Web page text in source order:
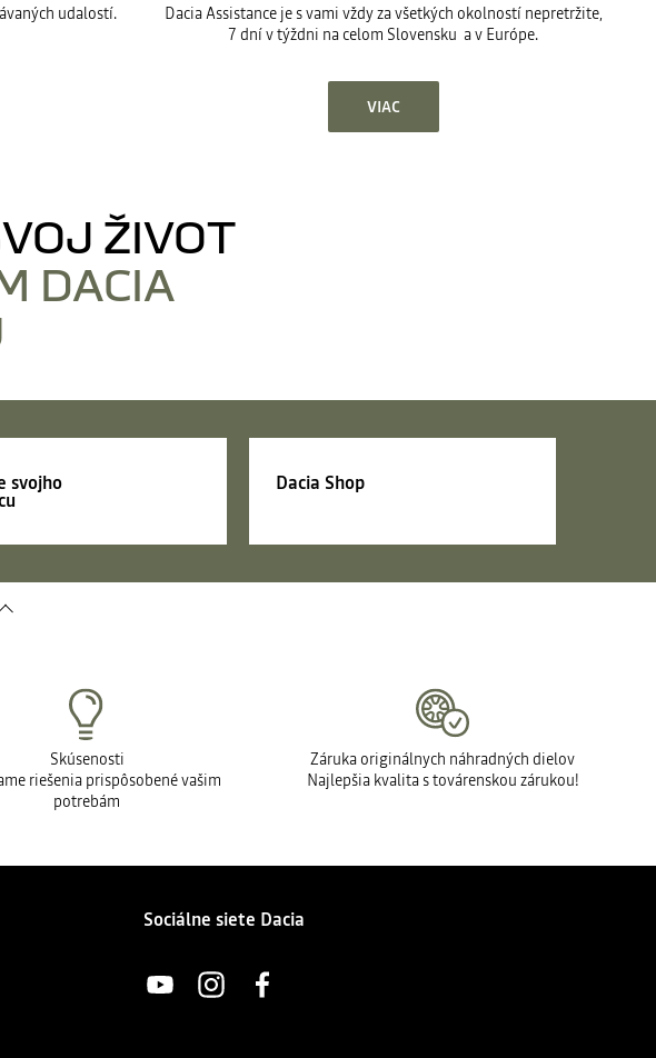
udalostí.
Dacia Assistance je s vami vždy za všetkých okolností nepretržite,
7 dní v týždni na celom Slovensku a v Európe.
VIAC
ŽIVOT
DACIA
svojho Dacia Shop
Skúsenosti
riešenia prispôsobené vašim
potrebám
Záruka originálnych náhradných dielov
Najlepšia kvalita s továrenskou zárukou!
Sociálne siete Dacia